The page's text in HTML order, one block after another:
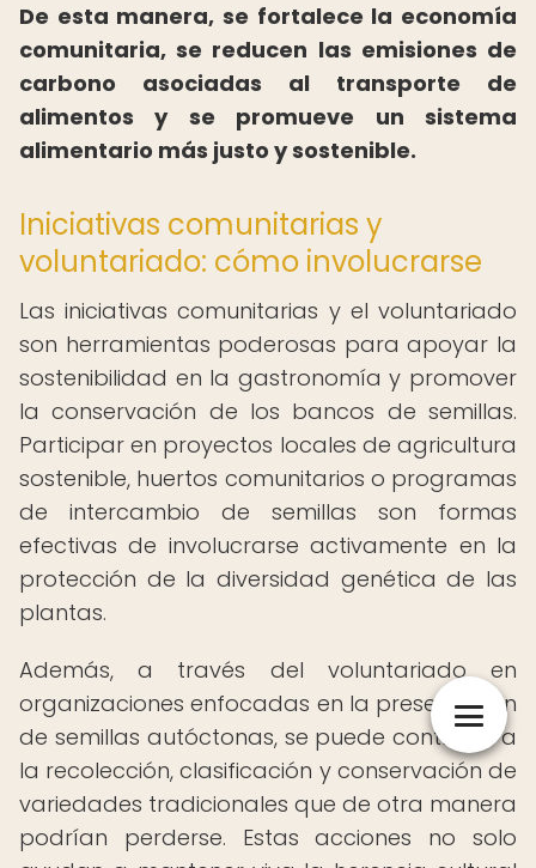
De esta manera, se fortalece la economía
comunitaria, se reducen las emisiones de
carbono asociadas al transporte de
alimentos y se promueve un sistema
alimentario más justo y sostenible.
Iniciativas comunitarias y
voluntariado: cómo involucrarse
Las iniciativas comunitarias y el voluntariado
son herramientas poderosas para apoyar la
sostenibilidad en la gastronomía y promover
la conservación de los bancos de semillas.
Participar en proyectos locales de agricultura
sostenible, huertos comunitarios o programas
de intercambio de semillas son formas
efectivas de involucrarse activamente en la
protección de la diversidad genética de las
plantas.
Además, a través del voluntariado en
organizaciones enfocadas en la preservación
de semillas autóctonas, se puede contribuir a
la recolección, clasificación y conservación de
variedades tradicionales que de otra manera
podrían perderse. Estas acciones no solo